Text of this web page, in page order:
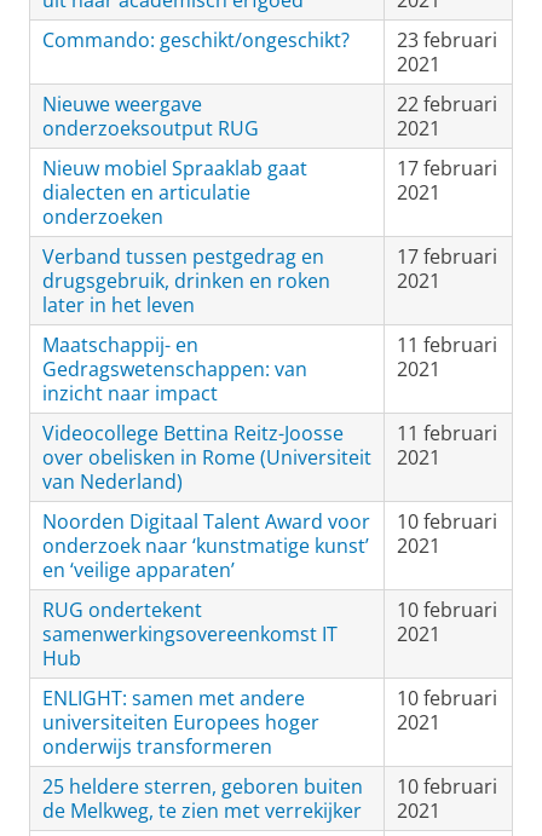
Commando: geschikt/ongeschikt?
23 februari
2021
Nieuwe weergave
onderzoeksoutput RUG
22 februari
2021
Nieuw mobiel Spraaklab gaat
dialecten en articulatie
onderzoeken
17 februari
2021
Verband tussen pestgedrag en
drugsgebruik, drinken en roken
later in het leven
17 februari
2021
Maatschappij- en
Gedragswetenschappen: van
inzicht naar impact
11 februari
2021
Videocollege Bettina Reitz-Joosse
over obelisken in Rome (Universiteit
van Nederland)
11 februari
2021
Noorden Digitaal Talent Award voor
onderzoek naar ‘kunstmatige kunst’
en ‘veilige apparaten’
10 februari
2021
RUG ondertekent
samenwerkingsovereenkomst IT
Hub
10 februari
2021
ENLIGHT: samen met andere
universiteiten Europees hoger
onderwijs transformeren
10 februari
2021
25 heldere sterren, geboren buiten
de Melkweg, te zien met verrekijker
10 februari
2021